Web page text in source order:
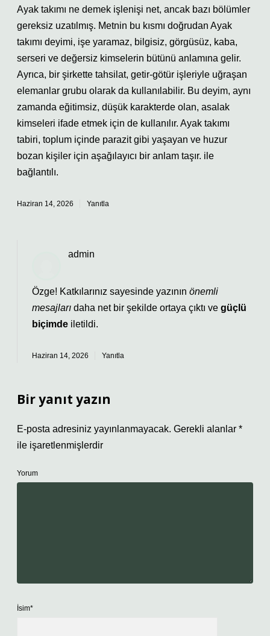
Ayak takımı ne demek işlenişi net, ancak bazı bölümler
gereksiz uzatılmış. Metnin bu kısmı doğrudan Ayak
takımı deyimi, işe yaramaz, bilgisiz, görgüsüz, kaba,
serseri ve değersiz kimselerin bütünü anlamına gelir.
Ayrıca, bir şirkette tahsilat, getir-götür işleriyle uğraşan
elemanlar grubu olarak da kullanılabilir. Bu deyim, aynı
zamanda eğitimsiz, düşük karakterde olan, asalak
kimseleri ifade etmek için de kullanılır. Ayak takımı
tabiri, toplum içinde parazit gibi yaşayan ve huzur
bozan kişiler için aşağılayıcı bir anlam taşır. ile
bağlantılı.
Haziran 14, 2026 Yanıtla
admin
Özge! Katkılarınız sayesinde yazının önemli
mesajları daha net bir şekilde ortaya çıktı ve güçlü
biçimde iletildi.
Haziran 14, 2026 Yanıtla
Bir yanıt yazın
E-posta adresiniz yayınlanmayacak. Gerekli alanlar *
ile işaretlenmişlerdir
Yorum
İsim*